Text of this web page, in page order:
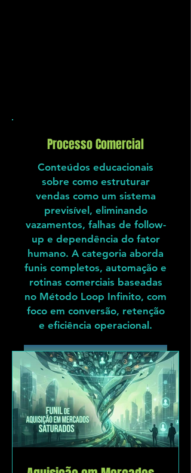
Processo Comercial
Conteúdos educacionais
sobre como estruturar
vendas como um sistema
previsível, eliminando
vazamentos, falhas de follow-
up e dependência do fator
humano. A categoria aborda
funis completos, automação e
rotinas comerciais baseadas
no Método Loop Infinito, com
foco em conversão, retenção
e eficiência operacional.
Ver Processos Comerciais